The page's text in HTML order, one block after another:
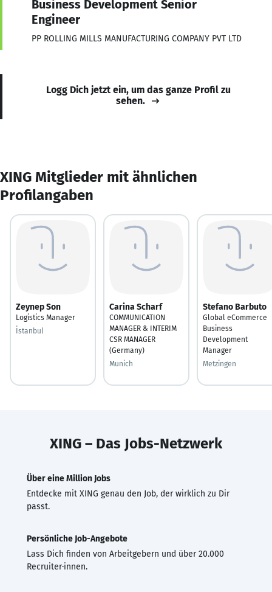
Business Development Senior
Engineer
PP ROLLING MILLS MANUFACTURING COMPANY PVT LTD
Logg Dich jetzt ein, um das ganze Profil zu
sehen.
XING Mitglieder mit ähnlichen
Profilangaben
Zeynep Son
Logistics Manager
İstanbul
Carina Scharf
COMMUNICATION
MANAGER & INTERIM
CSR MANAGER
(Germany)​
Munich
Stefano Barbuto
Global eCommerce
Business
Development
Manager
Metzingen
XING – Das Jobs-Netzwerk
Über eine Million Jobs
Entdecke mit XING genau den Job, der wirklich zu Dir
passt.
Persönliche Job-Angebote
Lass Dich finden von Arbeitgebern und über 20.000
Recruiter·innen.